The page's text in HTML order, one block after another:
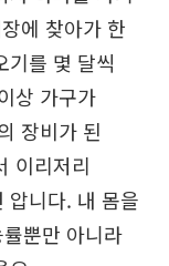
에 찾아가 한
기를 몇 달씩
상 가구가
장비가 된
이리저리
압니다. 내 몸을
뿐만 아니라